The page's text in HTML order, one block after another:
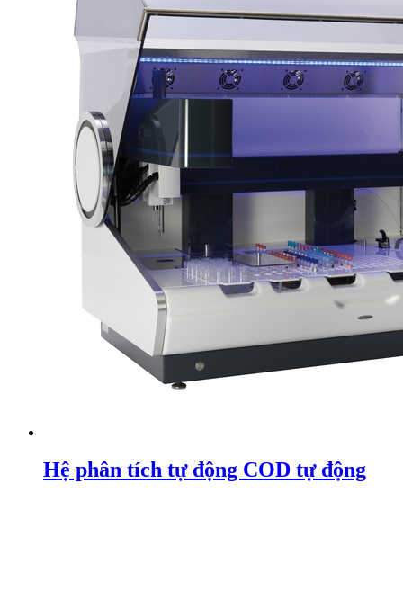
Hệ phân tích tự động COD tự động